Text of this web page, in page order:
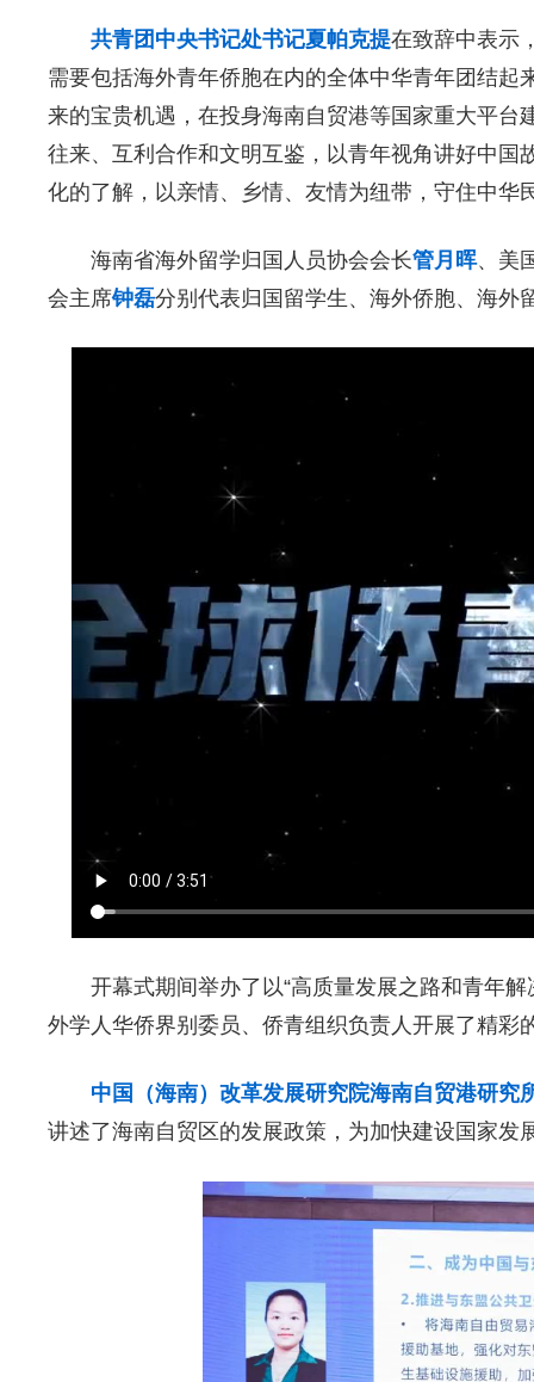
共青团中央书记处书记夏帕克提在致辞中表示
需要包括海外青年侨胞在内的全体中华青年团结起
来的宝贵机遇，在投身海南自贸港等国家重大平台
往来、互利合作和文明互鉴，以青年视角讲好中国
化的了解，以亲情、乡情、友情为纽带，守住中华
海南省海外留学归国人员协会会长管月晖、美
会主席钟磊分别代表归国留学生、海外侨胞、海外
开幕式期间举办了以“高质量发展之路和青年
外学人华侨界别委员、侨青组织负责人开展了精彩
中国（海南）改革发展研究院海南自贸港研究
讲述了海南自贸区的发展政策，为加快建设国家发